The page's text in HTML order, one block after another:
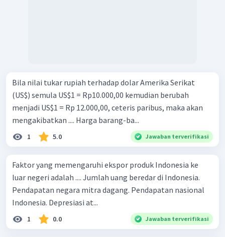
Bila nilai tukar rupiah terhadap dolar Amerika Serikat
(US$) semula US$1 = Rp10.000,00 kemudian berubah
menjadi US$1 = Rp 12.000,00, ceteris paribus, maka akan
mengakibatkan .... Harga barang-ba...
1 5.0 Jawaban terverifikasi
Faktor yang memengaruhi ekspor produk Indonesia ke
luar negeri adalah .... Jumlah uang beredar di Indonesia.
Pendapatan negara mitra dagang. Pendapatan nasional
Indonesia. Depresiasi at...
1 0.0 Jawaban terverifikasi